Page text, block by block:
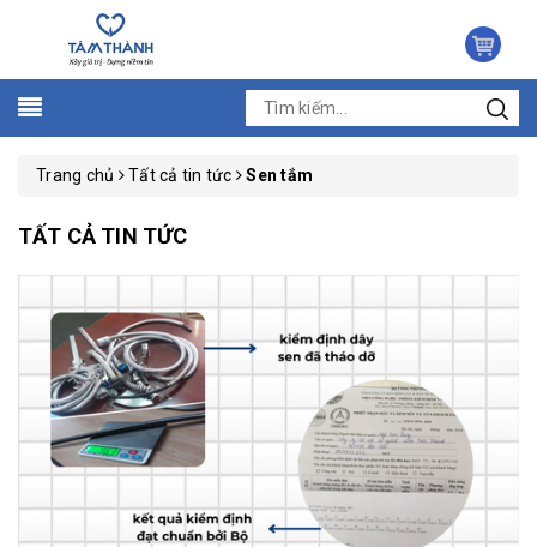
Trang chủ Tất cả tin tức Sen tắm
TẤT CẢ TIN TỨC